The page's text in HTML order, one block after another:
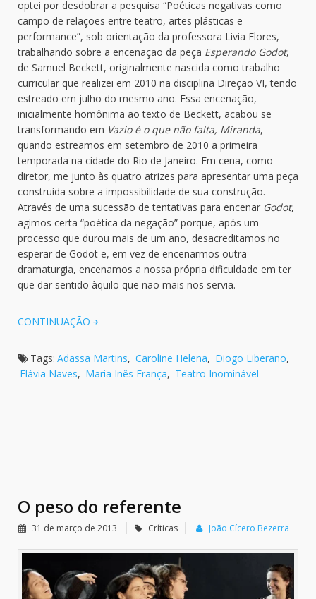
optei por desdobrar a pesquisa “Poéticas negativas como
campo de relações entre teatro, artes plásticas e
performance”, sob orientação da professora Livia Flores,
trabalhando sobre a encenação da peça Esperando Godot,
de Samuel Beckett, originalmente nascida como trabalho
curricular que realizei em 2010 na disciplina Direção VI, tendo
estreado em julho do mesmo ano. Essa encenação,
inicialmente homônima ao texto de Beckett, acabou se
transformando em Vazio é o que não falta, Miranda,
quando estreamos em setembro de 2010 a primeira
temporada na cidade do Rio de Janeiro. Em cena, como
diretor, me junto às quatro atrizes para apresentar uma peça
construída sobre a impossibilidade de sua construção.
Através de uma sucessão de tentativas para encenar Godot,
agimos certa “poética da negação” porque, após um
processo que durou mais de um ano, desacreditamos no
esperar de Godot e, em vez de encenarmos outra
dramaturgia, encenamos a nossa própria dificuldade em ter
que dar sentido àquilo que não mais nos servia.
CONTINUAÇÃO
Tags: Adassa Martins, Caroline Helena, Diogo Liberano,
Flávia Naves, Maria Inês França, Teatro Inominável
O peso do referente
31 de março de 2013 Críticas João Cícero Bezerra